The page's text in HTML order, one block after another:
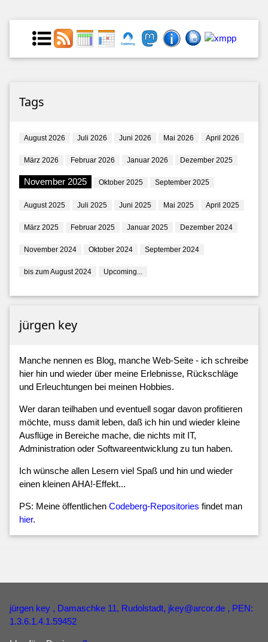
Tags
August 2026 Juli 2026 Juni 2026 Mai 2026 April 2026
März 2026 Februar 2026 Januar 2026 Dezember 2025
November 2025 Oktober 2025 September 2025
August 2025 Juli 2025 Juni 2025 Mai 2025 April 2025
März 2025 Februar 2025 Januar 2025 Dezember 2024
November 2024 Oktober 2024 September 2024
bis zum August 2024 Upcoming...
jürgen key
Manche nennen es Blog, manche Web-Seite - ich schreibe
hier hin und wieder über meine Erlebnisse, Rückschläge
und Erleuchtungen bei meinen Hobbies.
Wer daran teilhaben und eventuell sogar davon profitieren
möchte, muss damit leben, daß ich hin und wieder kleine
Ausflüge in Bereiche mache, die nichts mit IT,
Administration oder Softwareentwicklung zu tun haben.
Ich wünsche allen Lesern viel Spaß und hin und wieder
einen kleinen AHA!-Effekt...
PS: Meine öffentlichen Codeberg-Repositories findet man
hier.
jürgen key , Damaschke 11, Rudolstadt, jkey@arcor.de , PEN:
1.3.6.1.4.1.59452